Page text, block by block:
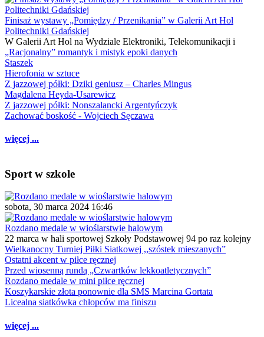
Finisaż wystawy „Pomiędzy / Przenikania” w Galerii Art Hol
Politechniki Gdańskiej
W Galerii Art Hol na Wydziale Elektroniki, Telekomunikacji i
„Racjonalny” romantyk i mistyk epoki danych
Staszek
Hierofonia w sztuce
Z jazzowej półki: Dziki geniusz – Charles Mingus
Magdalena Heyda-Usarewicz
Z jazzowej półki: Nonszalancki Argentyńczyk
Zachować boskość - Wojciech Sęczawa
więcej ...
Sport w szkole
sobota, 30 marca 2024 16:46
Rozdano medale w wioślarstwie halowym
22 marca w hali sportowej Szkoły Podstawowej 94 po raz kolejny
Wielkanocny Turniej Piłki Siatkowej ,,szóstek mieszanych”
Ostatni akcent w piłce ręcznej
Przed wiosenną rundą „Czwartków lekkoatletycznych”
Rozdano medale w mini piłce ręcznej
Koszykarskie złota ponownie dla SMS Marcina Gortata
Licealna siatkówka chłopców ma finiszu
więcej ...